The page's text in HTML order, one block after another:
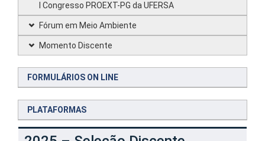
I Congresso PROEXT-PG da UFERSA
Fórum em Meio Ambiente
Momento Discente
FORMULÁRIOS ON LINE
PLATAFORMAS